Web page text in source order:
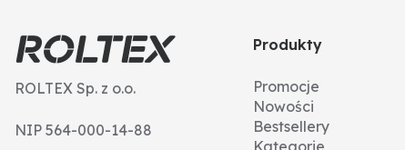
ROLTEX Sp. z o.o.
NIP 564-000-14-88
Produkty
Promocje
Nowości
Bestsellery
Kategorie